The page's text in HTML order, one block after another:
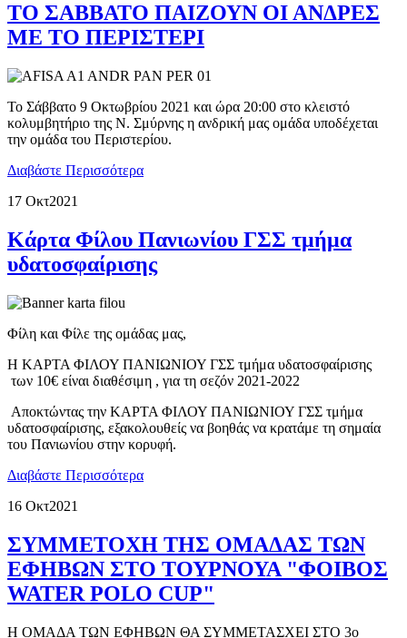
ΤΟ ΣΑΒΒΑΤΟ ΠΑΙΖΟΥΝ ΟΙ ΑΝΔΡΕΣ
ΜΕ ΤΟ ΠΕΡΙΣΤΕΡΙ
Το Σάββατο 9 Οκτωβρίου 2021 και ώρα 20:00 στο κλειστό
κολυμβητήριο της Ν. Σμύρνης η ανδρική μας ομάδα υποδέχεται
την ομάδα του Περιστερίου.
Διαβάστε Περισσότερα
17 Οκτ2021
Κάρτα Φίλου Πανιωνίου ΓΣΣ τμήμα
υδατοσφαίρισης
Φίλη και Φίλε της ομάδας μας,
Η ΚΑΡΤΑ ΦΙΛΟΥ ΠΑΝΙΩΝΙΟΥ ΓΣΣ τμήμα υδατοσφαίρισης
των 10€ είναι διαθέσιμη , για τη σεζόν 2021-2022
Αποκτώντας την ΚΑΡΤΑ ΦΙΛΟΥ ΠΑΝΙΩΝΙΟΥ ΓΣΣ τμήμα
υδατοσφαίρισης, εξακολουθείς να βοηθάς να κρατάμε τη σημαία
του Πανιωνίου στην κορυφή.
Διαβάστε Περισσότερα
16 Οκτ2021
ΣΥΜΜΕΤΟΧΗ ΤΗΣ ΟΜΑΔΑΣ ΤΩΝ
ΕΦΗΒΩΝ ΣΤΟ ΤΟΥΡΝΟΥΑ "ΦΟΙΒΟΣ
WATER POLO CUP"
Η ΟΜΑΔΑ ΤΩΝ ΕΦΗΒΩΝ ΘΑ ΣΥΜΜΕΤΑΣΧΕΙ ΣΤΟ 3ο